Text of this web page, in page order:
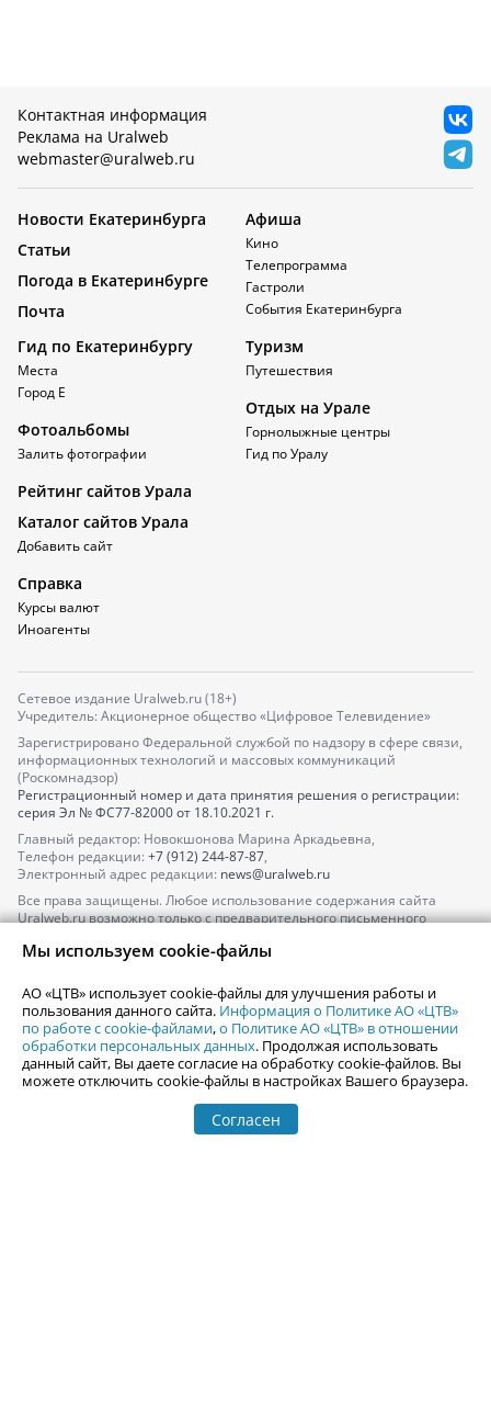
Контактная информация
Реклама на Uralweb
webmaster@uralweb.ru
Новости Екатеринбурга
Статьи
Погода в Екатеринбурге
Почта
Афиша
Кино
Телепрограмма
Гастроли
События Екатеринбурга
Гид по Екатеринбургу
Места
Город Е
Фотоальбомы
Залить фотографии
Туризм
Путешествия
Отдых на Урале
Горнолыжные центры
Гид по Уралу
Рейтинг сайтов Урала
Каталог сайтов Урала
Добавить сайт
Справка
Курсы валют
Иноагенты
Сетевое издание Uralweb.ru (18+)
Учредитель: Акционерное общество «Цифровое Телевидение»
Зарегистрировано Федеральной службой по надзору в сфере связи,
информационных технологий и массовых коммуникаций
(Роскомнадзор)
Регистрационный номер и дата принятия решения о регистрации:
серия Эл № ФС77-82000от 18.10.2021 г.
Главный редактор: Новокшонова Марина Аркадьевна,
Телефон редакции: +7 (912) 244-87-87,
Электронный адрес редакции: news@uralweb.ru
Все права защищены. Любое использование содержания сайта
Uralweb.ru возможно только с предварительного письменного
По вопросам размещения рекламы обращайтесь по тел.
По вопросам размещения информации в разделе «Афиша»
afisha@uralweb.ru
Пользовательское соглашение на использование сайта
Политика АО «ЦТВ» в отношении обработки персональных данных
Мы используем cookie-файлы
АО «ЦТВ» использует cookie-файлы для улучшения работы и
пользования данного сайта. Информация о Политике АО «ЦТВ»
по работе с cookie-файлами,о Политике АО «ЦТВ» в отношении
обработки персональных данных. Продолжая использовать
данный сайт, Вы даете согласие на обработку cookie-файлов. Вы
можете отключить cookie-файлы в настройках Вашего браузера.
Согласен